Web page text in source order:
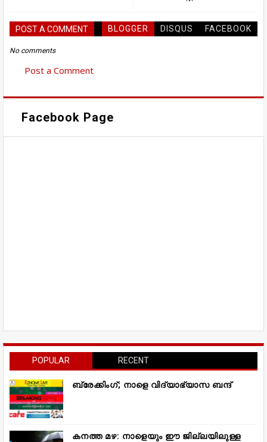
POST A COMMENT BLOGGER DISQUS FACEBOOK
No comments
Post a Comment
Facebook Page
POPULAR RECENT
ബ്രേക്കിംഗ്; നാളെ വിദ്യാഭ്യാസ ബന്ദ്
കനത്ത മഴ: നാളെയും ഈ ജില്ലയിലുള്ള